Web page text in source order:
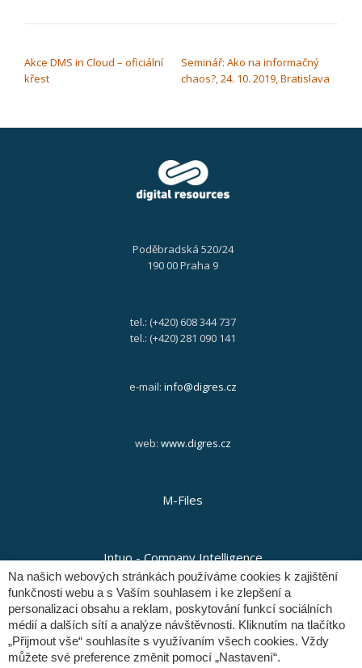
Akce DMS in Cloud – oficiální
křest
Seminář: Ako na informačný
chaos?, 24. 10. 2019, Bratislava
Poděbradská 520/24
190 00 Praha 9
tel.: (+420) 608 344 737
tel.: (+420) 281 090 141
e-mail: info@digres.cz
web: www.digres.cz
M-Files
Intuo - Company Intelligence
Orange Solutions
Na našich webových stránkách používáme cookies k zajištění
funkčnosti webu a s Vaším souhlasem i ke zlepšení a
personalizaci obsahu a reklam, poskytování funkcí sociálních
médií a dalších sítí a analýze návštěvnosti. Kliknutím na tlačítko
„Přijmout vše“ souhlasíte s využívaním všech cookies. Vždy
můžete své preference změnit pomocí „Nastavení“.